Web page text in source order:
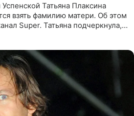
Татьяна Плаксина
взять фамилию матери. Об этом
Super. Татьяна подчеркнула,